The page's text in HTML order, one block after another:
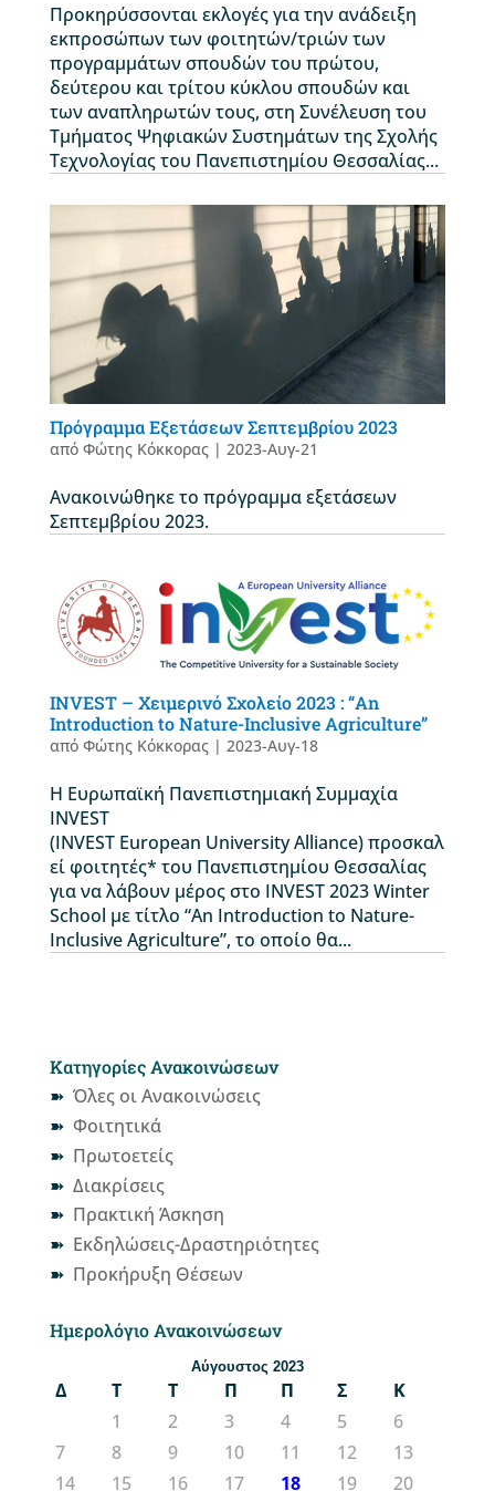
Προκηρύσσονται εκλογές για την ανάδειξη
εκπροσώπων των φοιτητών/τριών των
προγραμμάτων σπουδών του πρώτου,
δεύτερου και τρίτου κύκλου σπουδών και
των αναπληρωτών τους, στη Συνέλευση του
Τμήματος Ψηφιακών Συστημάτων της Σχολής
Τεχνολογίας του Πανεπιστημίου Θεσσαλίας...
Πρόγραμμα Εξετάσεων Σεπτεμβρίου 2023
από Φώτης Κόκκορας| 2023-Αυγ-21
Ανακοινώθηκε το πρόγραμμα εξετάσεων
Σεπτεμβρίου 2023.
INVEST – Χειμερινό Σχολείο 2023 : “An
Introduction to Nature-Inclusive Agriculture”
από Φώτης Κόκκορας| 2023-Αυγ-18
Η Ευρωπαϊκή Πανεπιστημιακή Συμμαχία
INVEST
(INVEST European University Alliance) προσκαλ
εί φοιτητές* του Πανεπιστημίου Θεσσαλίας
για να λάβουν μέρος στο INVEST 2023 Winter
School με τίτλο “An Introduction to Nature-
Inclusive Agriculture”, το οποίο θα...
Κατηγορίες Ανακοινώσεων
Όλες οι Ανακοινώσεις
Φοιτητικά
Πρωτοετείς
Διακρίσεις
Πρακτική Άσκηση
Εκδηλώσεις-Δραστηριότητες
Προκήρυξη Θέσεων
Ημερολόγιο Ανακοινώσεων
Αύγουστος 2023
Δ Τ Τ Π Π Σ
Κ
1
2 3 4 5
6
7
8 9 10 11 12
13
14
15 16 17 18 19 20